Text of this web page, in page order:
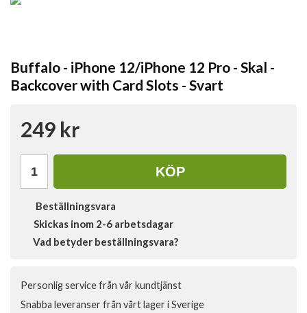
Buffalo - iPhone 12/iPhone 12 Pro - Skal -
Backcover with Card Slots - Svart
249 kr
KÖP
Beställningsvara
Skickas inom 2-6 arbetsdagar
Vad betyder beställningsvara?
Personlig service från vår kundtjänst
Snabba leveranser från vårt lager i Sverige